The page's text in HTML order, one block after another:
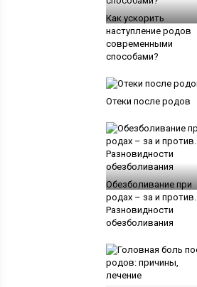
Как ускорить
наступление родов
современными
способами?
Отеки после родов
Обезболивание при
родах – за и против.
Разновидности
обезболивания